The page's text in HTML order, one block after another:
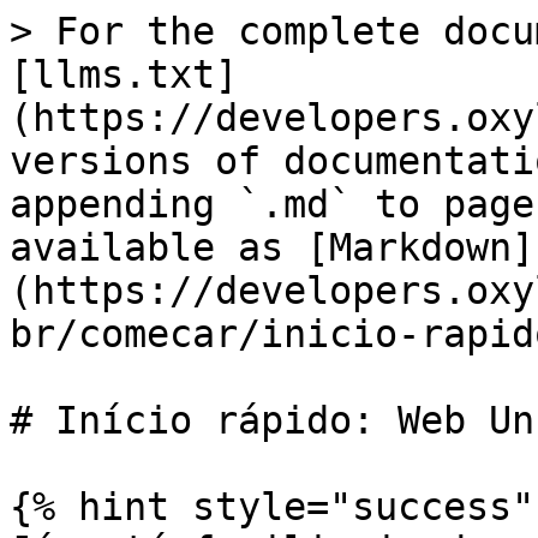
> For the complete
[llms.txt]
(https://
versions of
appending `.md` to
available as [Markdown]
(https://
br/comecar/inicio-
# Início rápido: Web
{% hint style="success"